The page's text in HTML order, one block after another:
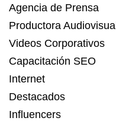
Agencia de Prensa
Productora Audiovisual
Videos Corporativos
Capacitación SEO
Internet
Destacados
Influencers